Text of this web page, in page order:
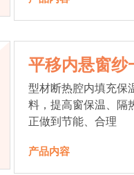
平移内悬窗纱
统
型材断热腔内填充保
料，提高窗保温、隔
正做到节能、合理
产品内容